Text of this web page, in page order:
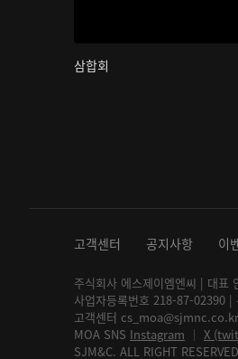
삼합회
고객센터 공지사항 이
주식회사 에스제이엠엔씨 | 대표
사업자등록번호 218-87-02390 |
고객센터
MOA SNS Instagram │ X
SJM&C. ALL RIGHT RESERVED